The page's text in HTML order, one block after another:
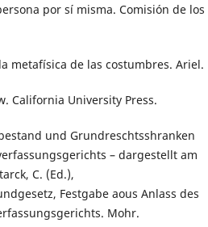
por sí misma. Comisión de los
metafísica de las costumbres. Ariel.
California University Press.
und Grundreschtsshranken
– dargestellt am
C. (Ed.),
Festgabe aous Anlass des
Mohr.